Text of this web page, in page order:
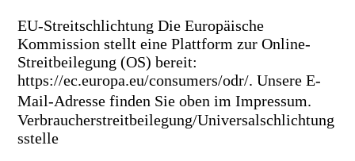
EU-Streitschlichtung Die Europäische
Kommission stellt eine Plattform zur Online-
Streitbeilegung (OS) bereit:
https://ec.europa.eu/consumers/odr/. Unsere E-
Mail-Adresse finden Sie oben im Impressum.
Verbraucherstreitbeilegung/Universalschlichtung
sstelle